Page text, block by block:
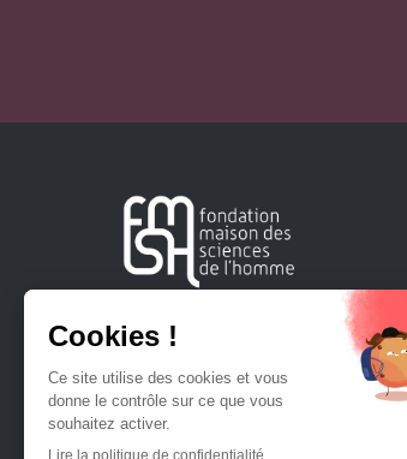
Créée en 1963, la Fondation Maison
soutient la recherche et la diffusion des